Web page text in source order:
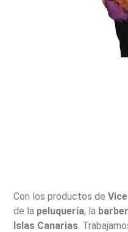
Con los productos de
de la peluquería, la
Islas Canarias .